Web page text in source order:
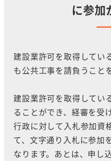
に参加
建設業許可を取得してい
も公共工事を請負うこと
建設業許可を取得してい
ることができ、経審を受
行政に対して入札参加資
て、文字通り入札に参加
なります。あとは、申し